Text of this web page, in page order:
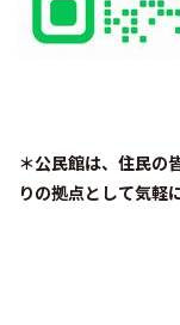
＊公民館は、住民の
りの拠点として気軽